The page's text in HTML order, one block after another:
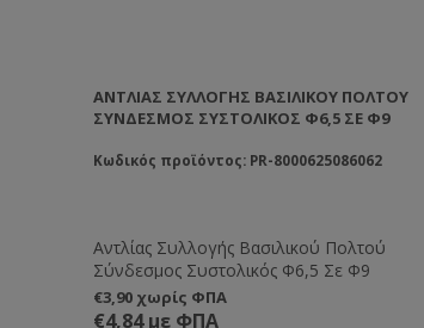
ΑΝΤΛΊΑΣ ΣΥΛΛΟΓΉΣ ΒΑΣΙΛΙΚΟΎ ΠΟΛΤΟΎ
ΣΎΝΔΕΣΜΟΣ ΣΥΣΤΟΛΙΚΌΣ Φ6,5 ΣΕ Φ9
Κωδικός προϊόντος: PR-8000625086062
Αντλίας Συλλογής Βασιλικού Πολτού
Σύνδεσμος Συστολικός Φ6,5 Σε Φ9
€3,90 χωρίς ΦΠΑ
€4,84 με ΦΠΑ